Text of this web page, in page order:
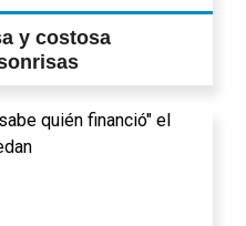
y costosa